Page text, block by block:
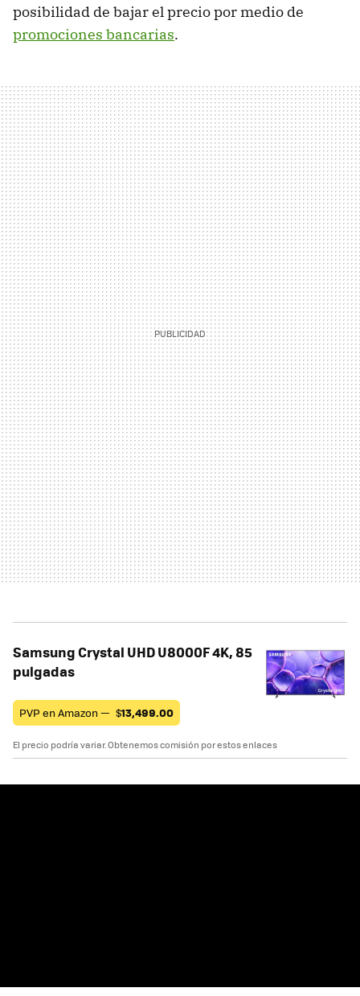
posibilidad de bajar el precio por medio de
promociones bancarias.
Samsung Crystal UHD U8000F 4K, 85
pulgadas
PVP en Amazon — $13,499.00
El precio podría variar. Obtenemos comisión por estos enlaces